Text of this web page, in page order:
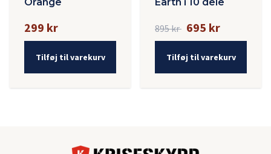
299 kr
Tilføj til varekurv
895 kr 695 kr
Tilføj til varekurv